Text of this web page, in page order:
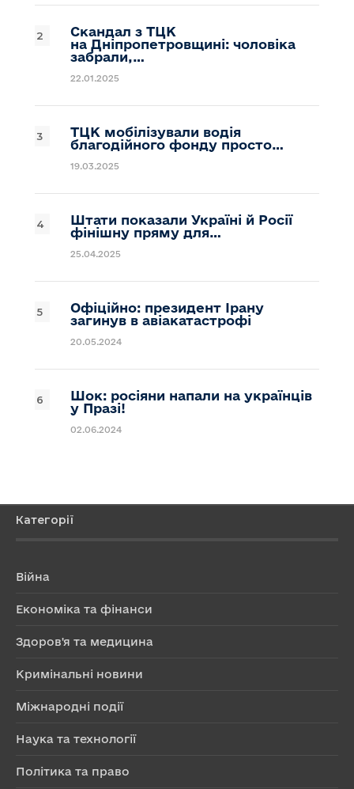
Скандал з ТЦК
на Дніпропетровщині: чоловіка
забрали,…
22.01.2025
ТЦК мобілізували водія
благодійного фонду просто…
19.03.2025
Штати показали Україні й Росії
фінішну пряму для…
25.04.2025
Офіційно: президент Ірану
загинув в авіакатастрофі
20.05.2024
Шок: росіяни напали на українців
у Празі!
02.06.2024
Категорії
Війна
Економіка та фінанси
Здоров'я та медицина
Кримінальні новини
Міжнародні події
Наука та технології
Політика та право